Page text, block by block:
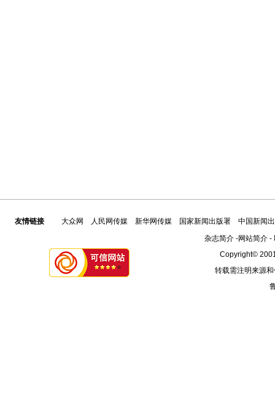
友情链接 大众网 人民网传媒 新华网传媒 国家新闻出版署
中国新闻
杂志简介-网站简介-
Copyright©
转载需注明来源